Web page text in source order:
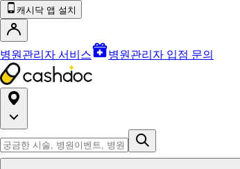
캐시닥 앱 설치
병원관리자 서비스 병원관리자 입점 문의